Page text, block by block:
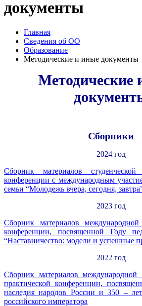
документы
Главная
Сведения об ОО
Образование
Методические и иные документы
Методические
Сборники
2024 год
Сборник материалов студенческой
конференции с международным
семьи “Молодежь вчера, сегодня,
2023 год
Сборник материаловмеждународной
конференции, посвященной Году
“Наставничество: модели и успешные
2022 год
Сборник материалов международной
практической конференции,
наследия народов России и 350 –
российского императора